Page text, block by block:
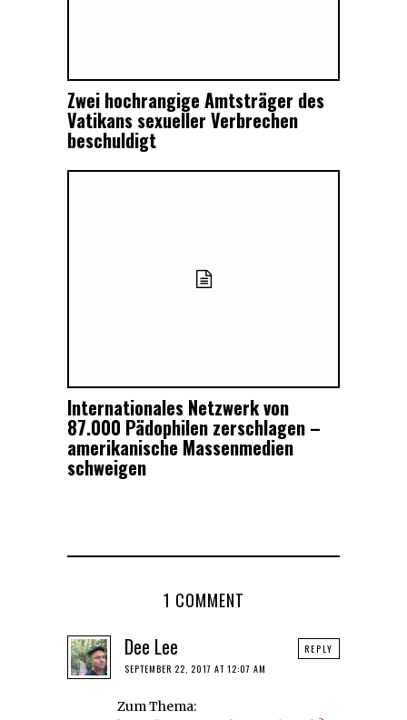
Zwei hochrangige Amtsträger des
Vatikans sexueller Verbrechen
beschuldigt
Internationales Netzwerk von
87.000 Pädophilen zerschlagen –
amerikanische Massenmedien
schweigen
1 COMMENT
Dee Lee
SEPTEMBER 22, 2017 AT 12:07 AM
Zum Thema:
REPLY